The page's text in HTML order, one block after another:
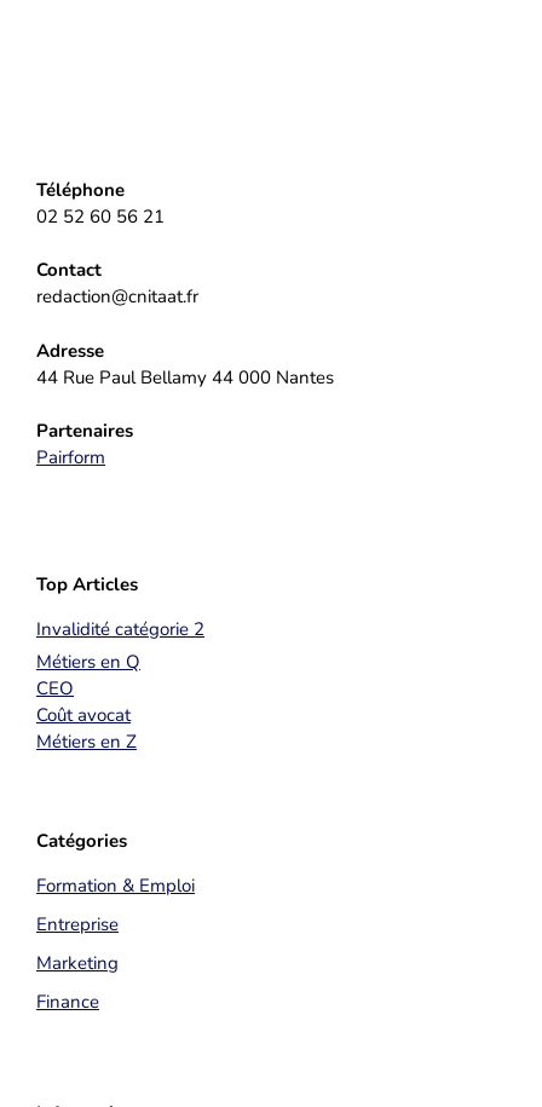
Téléphone
02 52 60 56 21
Contact
redaction@cnitaat.fr
Adresse
44 Rue Paul Bellamy 44 000 Nantes
Partenaires
Pairform
Top Articles
Invalidité catégorie 2
Métiers en Q
CEO
Coût avocat
Métiers en Z
Catégories
Formation & Emploi
Entreprise
Marketing
Finance